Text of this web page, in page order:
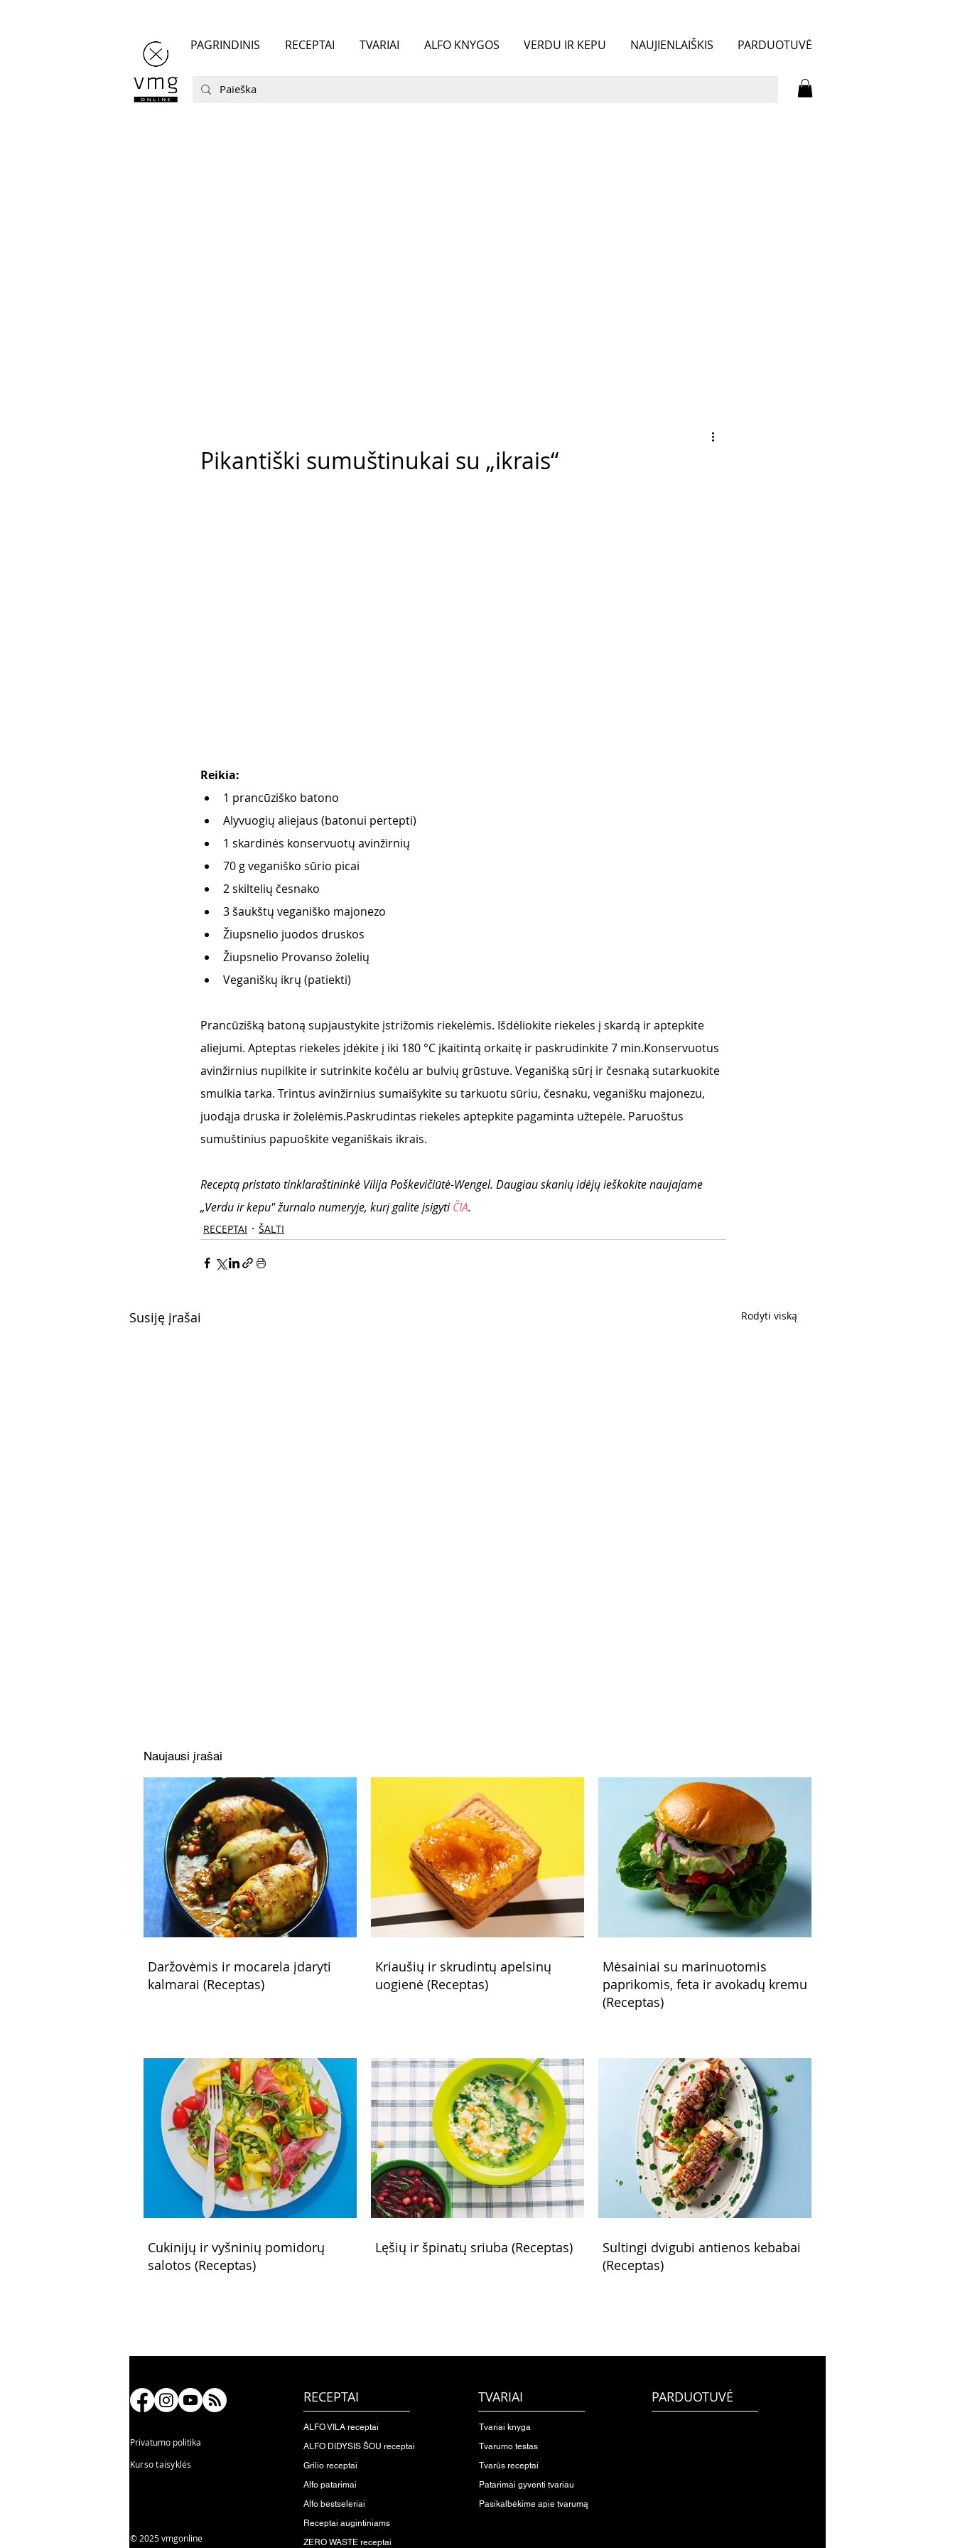
PAGRINDINIS RECEPTAI TVARIAI ALFO KNYGOS VERDU IR KEPU NAUJIENLAIŠKIS PARDUOTUVĖ
Pikantiški sumuštinukai su „ikrais“
Reikia:
1 prancūziško batono
Alyvuogių aliejaus (batonui pertepti)
1 skardinės konservuotų avinžirnių
70 g veganiško sūrio picai
2 skiltelių česnako
3 šaukštų veganiško majonezo
Žiupsnelio juodos druskos
Žiupsnelio Provanso žolelių
Veganiškų ikrų (patiekti)
Prancūzišką batoną supjaustykite įstrižomis riekelėmis. Išdėliokite riekeles į skardą ir aptepkite
aliejumi. Apteptas riekeles įdėkite į iki 180 °C įkaitintą orkaitę ir paskrudinkite 7 min.Konservuotus
avinžirnius nupilkite ir sutrinkite kočėlu ar bulvių grūstuve. Veganišką sūrį ir česnaką sutarkuokite
smulkia tarka. Trintus avinžirnius sumaišykite su tarkuotu sūriu, česnaku, veganišku majonezu,
juodąja druska ir žolelėmis.Paskrudintas riekeles aptepkite pagaminta užtepėle. Paruoštus
sumuštinius papuoškite veganiškais ikrais.
Receptą pristato tinklaraštininkė Vilija Poškevičiūtė-Wengel. Daugiau skanių idėjų ieškokite naujajame
„Verdu ir kepu" žurnalo numeryje, kurį galite įsigyti ČIA.
RECEPTAI ŠALTI
Susiję įrašai Rodyti viską
Naujausi įrašai
Daržovėmis ir mocarela įdaryti
kalmarai (Receptas)
Kriaušių ir skrudintų apelsinų
uogienė (Receptas)
Mėsainiai su marinuotomis
paprikomis, feta ir avokadų kremu
(Receptas)
Cukinijų ir vyšninių pomidorų
salotos (Receptas)
Lęšių ir špinatų sriuba (Receptas)
Sultingi dvigubi antienos kebabai
(Receptas)
Privatumo politika
Kurso taisyklės
© 2025 vmgonline
RECEPTAI
ALFO VILA receptai
ALFO DIDYSIS ŠOU receptai
Grilio receptai
Alfo patarimai
Alfo bestseleriai
Receptai augintiniams
ZERO WASTE receptai
TVARIAI
Tvariai knyga
Tvarumo testas
Tvarūs receptai
Patarimai gyventi tvariau
Pasikalbėkime apie tvarumą
PARDUOTUVĖ